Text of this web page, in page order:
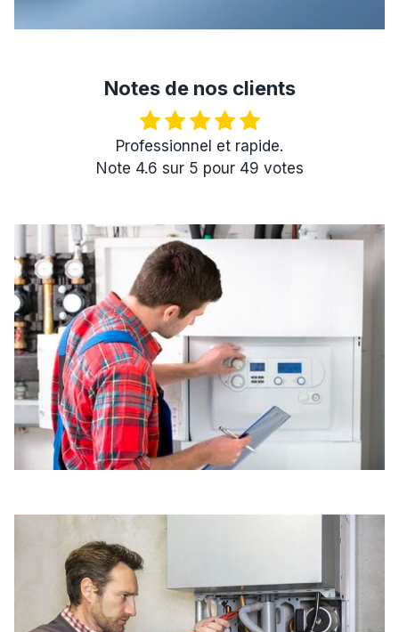
Notes de nos clients
Professionnel et rapide.
Note 4.6 sur 5 pour 49 votes